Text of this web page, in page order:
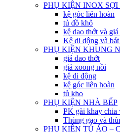
PHỤ KIỆN INOX SỢI
kệ góc liên hoàn
tủ đồ khô
kệ dao thớt và
Kệ di dộng và
PHỤ KIỆN KHUNG
giá dao thớt
giá xoong nồi
kệ di động
kệ góc liên hoàn
tủ kho
PHỤ KIỆN NHÀ BẾP
PK gài khay chia
Thùng gạo và
PHỤ KIỆN TỦ ÁO –